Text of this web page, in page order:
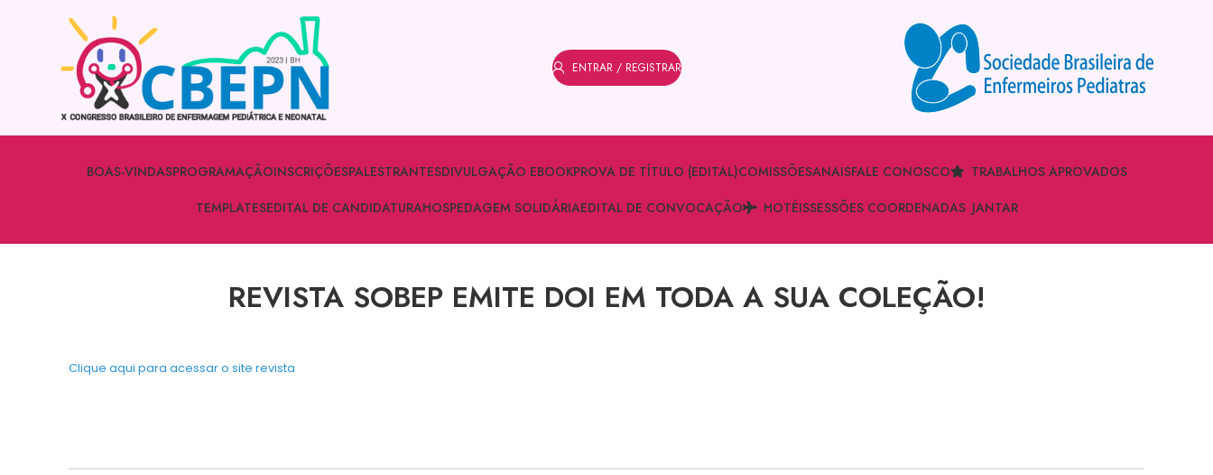
ENTRAR / REGISTRAR
BOAS-VINDASPROGRAMAÇÃOINSCRIÇÕESPALESTRANTESDIVULGAÇÃO EBOOKPROVA DE TÍTULO (EDITAL)COMISSÕESANAISFALE CONOSCO
TRABALHOS APROVADOS
TEMPLATESEDITAL DE CANDIDATURAHOSPEDAGEM SOLIDÁRIAEDITAL DE CONVOCAÇÃO HOTÉISSESSÕES COORDENADAS JANTAR
REVISTA SOBEP EMITE DOI EM TODA A SUA COLEÇÃO!
Clique aqui para acessar o site revista